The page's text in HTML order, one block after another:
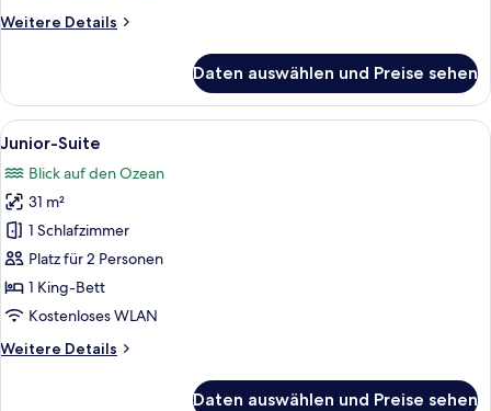
Weitere Details
Weitere
mit
Wohnzimmer
Daten auswählen und Preise sehen
Alle
Fotos
für
Junior-
Suite
anzeigen
Ein Hotelzimmer mit Bett,
13
Junior-Suite
Blick auf den Ozean
31 m²
1 Schlafzimmer
Platz für 2 Personen
1 King-Bett
Kostenloses WLAN
Weitere Details
Weitere
Daten auswählen und Preise sehen